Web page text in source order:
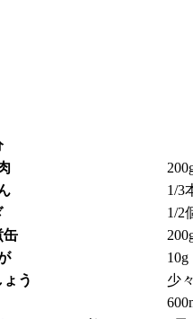
1/3
1/2
缶
10g
う
少